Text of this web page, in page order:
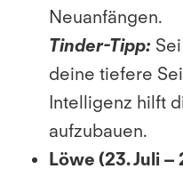
Neuanfängen.
Tinder-Tipp:
deine tiefere
Intelligenz hilft
aufzubauen.
Löwe (23. Juli –